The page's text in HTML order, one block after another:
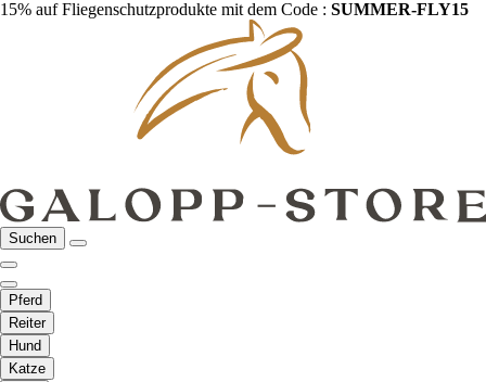
15% auf Fliegenschutzprodukte mit dem Code : SUMMER-FLY15
Suchen
Pferd
Reiter
Hund
Katze